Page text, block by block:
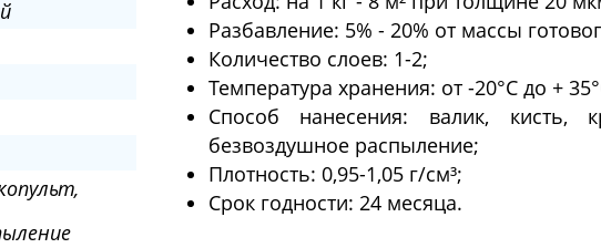
Разбавление: 5% - 20% от массы
Количество слоев: 1-2;
Температура хранения: от -20°C до +
Способ нанесения: валик, кисть,
безвоздушное распыление;
Плотность: 0,95-1,05 г/см³;
Срок годности: 24 месяца.